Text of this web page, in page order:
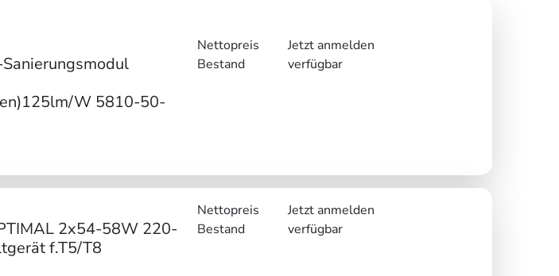
W 5810-50-
Nettopreis
Jetzt anmelden
Bestand
verfügbar
2x54-58W 220-
f.T5/T8
Nettopreis
Jetzt anmelden
Bestand
verfügbar